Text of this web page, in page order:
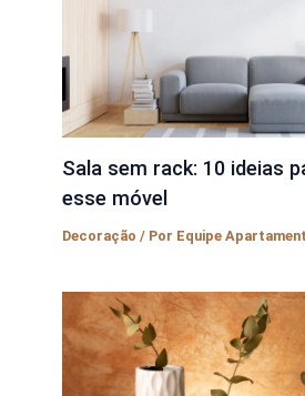
Sala sem rack: 10 ideias
esse móvel
Decoração / Por Equipe